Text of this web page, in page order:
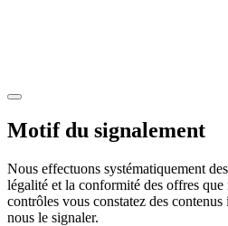
Motif du signalement
Nous effectuons systématiquement
légalité et la conformité des offres
contrôles vous constatez des
nous le signaler.